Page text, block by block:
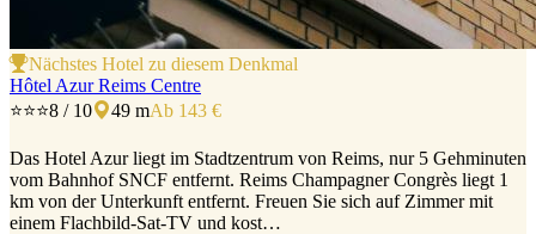
Nächstes Hotel zu diesem Denkmal
Hôtel Azur Reims Centre
⭐⭐⭐8 / 10 49 mAb 143 €
Das Hotel Azur liegt im Stadtzentrum von Reims, nur 5 Gehminuten
vom Bahnhof SNCF entfernt. Reims Champagner Congrès liegt 1
km von der Unterkunft entfernt. Freuen Sie sich auf Zimmer mit
einem Flachbild-Sat-TV und kost…